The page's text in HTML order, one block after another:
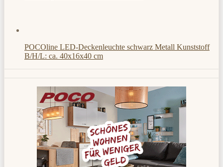
POCOline LED-Deckenleuchte schwarz Metall Kunststoff
B/H/L: ca. 40x16x40 cm